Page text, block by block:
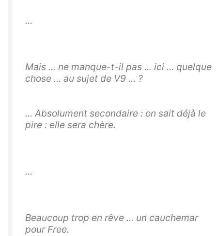
...
Mais ... ne manque-t-il pas ... ici ... quelque
chose ... au sujet de V9 ... ?
... Absolument secondaire : on sait déjà le
pire : elle sera chère.
...
Beaucoup trop en rêve ... un cauchemar
pour Free.